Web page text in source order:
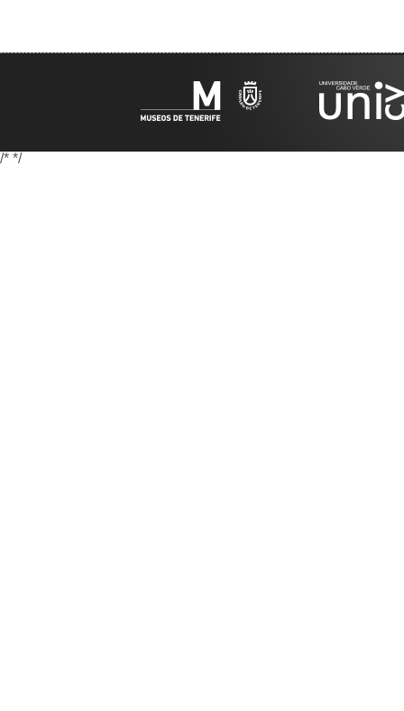
/* */